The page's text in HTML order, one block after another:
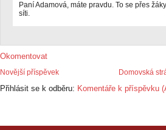
Paní Adamová, máte pravdu. To se přes
síti.
Okomentovat
Novější příspěvek Domovská
Přihlásit se k odběru: Komentáře k příspěvku